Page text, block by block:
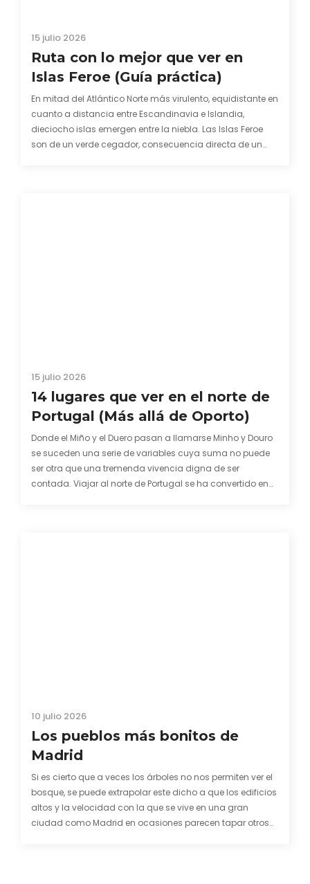
15 julio 2026
Ruta con lo mejor que ver en
Islas Feroe (Guía práctica)
En mitad del Atlántico Norte más virulento, equidistante en
cuanto a distancia entre Escandinavia e Islandia,
dieciocho islas emergen entre la niebla. Las Islas Feroe
son de un verde cegador, consecuencia directa de un
15 julio 2026
14 lugares que ver en el norte de
Portugal (Más allá de Oporto)
Donde el Miño y el Duero pasan a llamarse Minho y Douro
se suceden una serie de variables cuya suma no puede
ser otra que una tremenda vivencia digna de ser
contada. Viajar al norte de Portugal se ha convertido en
10 julio 2026
Los pueblos más bonitos de
Madrid
Si es cierto que a veces los árboles no nos permiten ver el
bosque, se puede extrapolar este dicho a que los edificios
altos y la velocidad con la que se vive en una gran
ciudad como Madrid en ocasiones parecen tapar otros